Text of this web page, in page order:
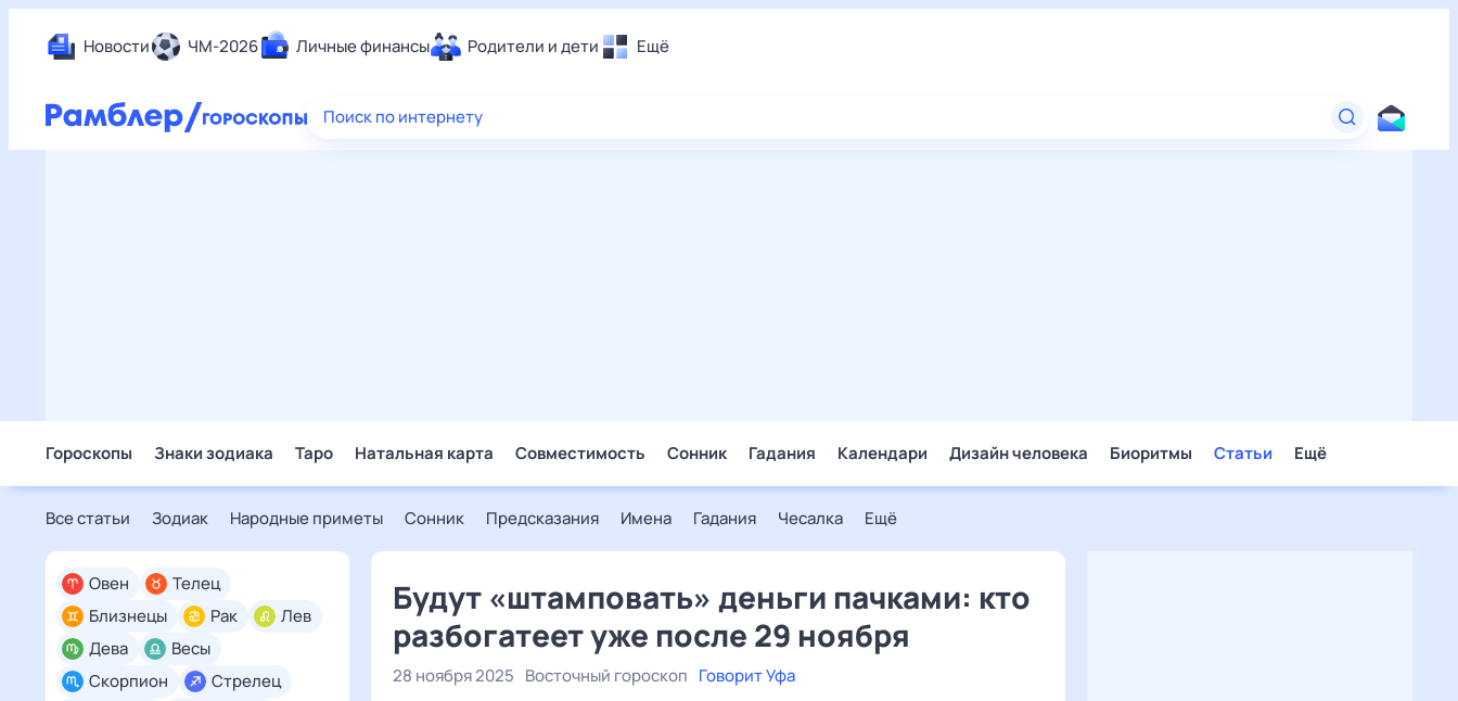
Новости ЧМ-2026 Личные финансы Родители и дети Ещё
Еда
Поиск по интернету
Гороскопы Знаки зодиака Таро Натальная карта Совместимость Сонник Гадания Календари Дизайн человека Биоритмы Статьи Ещё
Все статьи Зодиак Народные приметы Сонник Предсказания Имена Гадания Чесалка Ещё
Овен
Телец
Близнецы
Рак
Лев
Дева
Весы
Скорпион
Стрелец
Будут «штамповать» деньги пачками: кто
разбогатеет уже после 29 ноября
28 ноября 2025 Восточный гороскоп Говорит Уфа